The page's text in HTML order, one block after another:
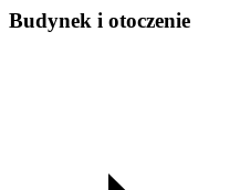
Budynek i otoczenie